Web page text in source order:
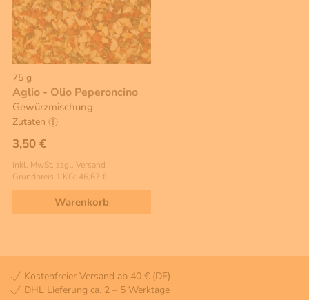
75 g
Aglio - Olio Peperoncino
Gewürzmischung
Zutaten
3,50 €
inkl. MwSt, zzgl. Versand
Grundpreis 1 KG: 46,67 €
Warenkorb
Kostenfreier Versand ab 40 € (DE)
DHL Lieferung ca. 2 – 5 Werktage